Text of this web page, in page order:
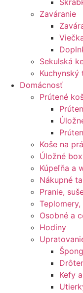
Zaváranie
Sekulská
Domácnosť
Prútené
Koše na
Úložné
Kúpeľňa a
Nákupné
Pranie,
Osobné a
Hodiny
Kefy